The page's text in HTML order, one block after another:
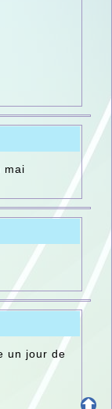
mai
un jour de